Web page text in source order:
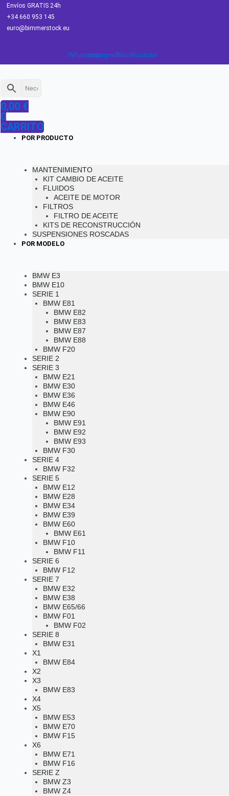
Envíos GRATIS 24h
+34 660 953 145
euro@bimmerstock.eu
WhatsappInstagramTiktokYoutube
0,00 €
0
CARRITO
POR PRODUCTO
MANTENIMIENTO
KIT CAMBIO DE ACEITE
FLUIDOS
ACEITE DE MOTOR
FILTROS
FILTRO DE ACEITE
KITS DE RECONSTRUCCIÓN
SUSPENSIONES ROSCADAS
POR MODELO
BMW E3
BMW E10
SERIE 1
BMW E81
BMW E82
BMW E83
BMW E87
BMW E88
BMW F20
SERIE 2
SERIE 3
BMW E21
BMW E30
BMW E36
BMW E46
BMW E90
BMW E91
BMW E92
BMW E93
BMW F30
SERIE 4
BMW F32
SERIE 5
BMW E12
BMW E28
BMW E34
BMW E39
BMW E60
BMW E61
BMW F10
BMW F11
SERIE 6
BMW F12
SERIE 7
BMW E32
BMW E38
BMW E65/66
BMW F01
BMW F02
SERIE 8
BMW E31
X1
BMW E84
X2
X3
BMW E83
X4
X5
BMW E53
BMW E70
BMW F15
X6
BMW E71
BMW F16
SERIE Z
BMW Z3
BMW Z4